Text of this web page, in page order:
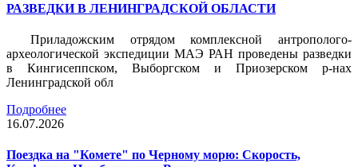
РАЗВЕДКИ В ЛЕНИНГРАДСКОЙ ОБЛАСТИ
Приладожским отрядом комплексной антрополого-
археологической экспедиции МАЭ РАН проведены разведки
в Кингисеппском, Выборгском и Приозерском р-нах
Ленинградской обл
Подробнее
16.07.2026
Поездка на "Комете" по Черному морю: Скорость,